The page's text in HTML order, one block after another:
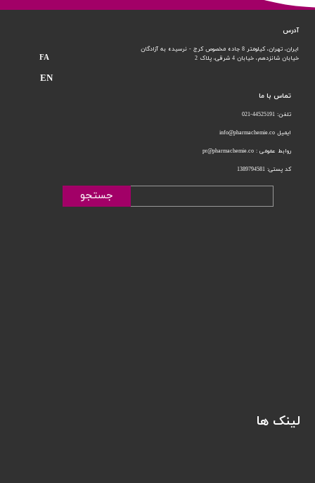
تماس با ما
تلفن: 44525191-021
ایمیل info@pharmachemie.co
روابط عمومی : pr@pharmachemie.co
کد پستی: 1389794581
آدرس
ایران، تهران، کیلومتر 8 جاده مخصوص کرج - نرسیده به آزادگان
خیابان شانزدهم، خیابان 4 شرقی، پلاک 2
جستجو
لینک ها
FA